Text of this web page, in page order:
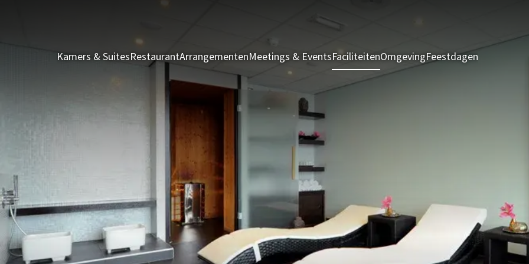
Kamers & SuitesRestaurantArrangementenMeetings & EventsFaciliteitenOmgevingFeestdagen Kamers &